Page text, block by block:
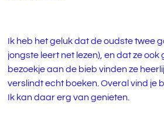
Ik heb het geluk dat de oudste twee
jongste leert net lezen), en dat ze ook
bezoekje aan de bieb vinden ze
verslindt echt boeken. Overal vind je
Ik kan daar erg van genieten.